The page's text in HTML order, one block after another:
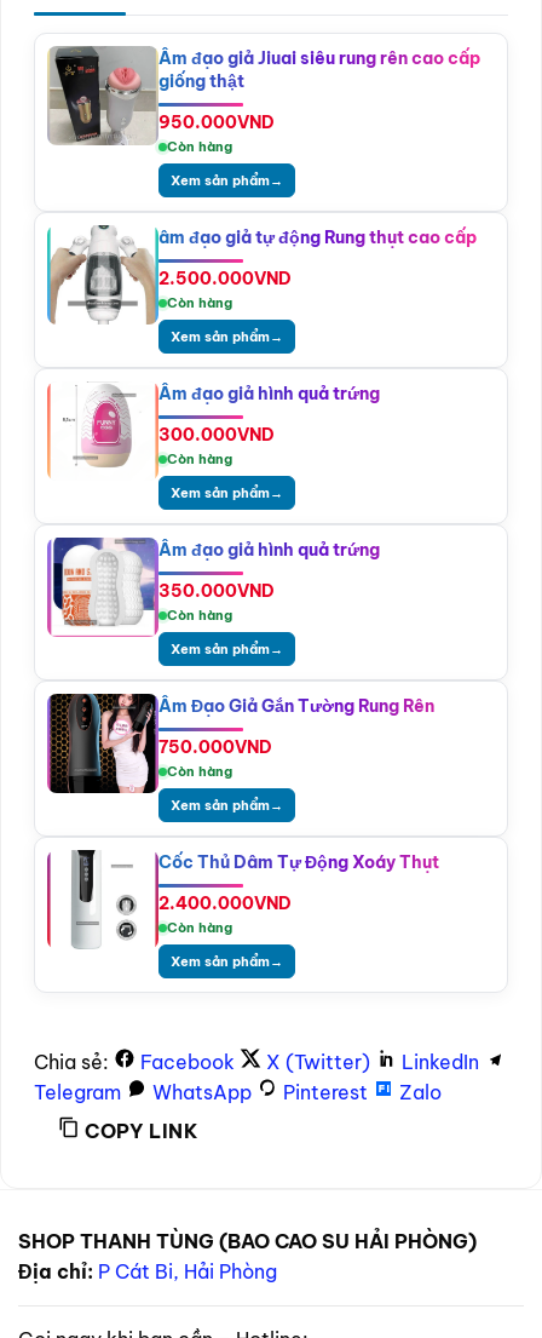
Âm đạo giả Jiuai siêu rung rên cao cấp
giống thật
950.000VND
Còn hàng
Xem sản phẩm→
âm đạo giả tự động Rung thụt cao cấp
2.500.000VND
Còn hàng
Xem sản phẩm→
Âm đạo giả hình quả trứng
300.000VND
Còn hàng
Xem sản phẩm→
Âm đạo giả hình quả trứng
350.000VND
Còn hàng
Xem sản phẩm→
Âm Đạo Giả Gắn Tường Rung Rên
750.000VND
Còn hàng
Xem sản phẩm→
Cốc Thủ Dâm Tự Động Xoáy Thụt
2.400.000VND
Còn hàng
Xem sản phẩm→
Chia sẻ: Facebook X (Twitter)
LinkedIn
Telegram
WhatsApp Pinterest
Zalo
COPY LINK
SHOP THANH TÙNG (BAO CAO SU HẢI PHÒNG)
Địa chỉ: P Cát Bi, Hải Phòng